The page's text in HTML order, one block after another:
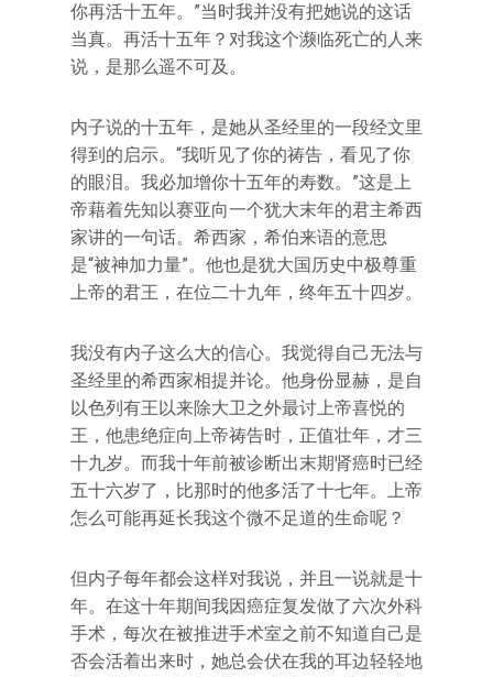
你再活十五年。‌‌”当时我并没有把她说的这话
当真。再活十五年？对我这个濒临死亡的人来
说，是那么遥不可及。
内子说的十五年，是她从圣经里的一段经文里
得到的启示。‌‌“我听见了你的祷告，看见了你
的眼泪。我必加增你十五年的寿数。‌‌”这是上
帝藉着先知以赛亚向一个犹大末年的君主希西
家讲的一句话。希西家，希伯来语的意思
是‌‌“被神加力量‌‌”。他也是犹大国历史中极尊重
上帝的君王，在位二十九年，终年五十四岁。
我没有内子这么大的信心。我觉得自己无法与
圣经里的希西家相提并论。他身份显赫，是自
以色列有王以来除大卫之外最讨上帝喜悦的
王，他患绝症向上帝祷告时，正值壮年，才三
十九岁。而我十年前被诊断出末期肾癌时已经
五十六岁了，比那时的他多活了十七年。上帝
怎么可能再延长我这个微不足道的生命呢？
但内子每年都会这样对我说，并且一说就是十
年。在这十年期间我因癌症复发做了六次外科
手术，每次在被推进手术室之前不知道自己是
否会活着出来时，她总会伏在我的耳边轻轻地